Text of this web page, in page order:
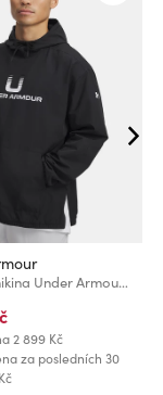
Pánská mikina Under Armour UA Unstoppable Wvn Hoodie-BLK
2 899 Kč
za posledních 30